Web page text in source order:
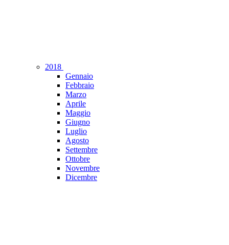
2018
Gennaio
Febbraio
Marzo
Aprile
Maggio
Giugno
Luglio
Agosto
Settembre
Ottobre
Novembre
Dicembre